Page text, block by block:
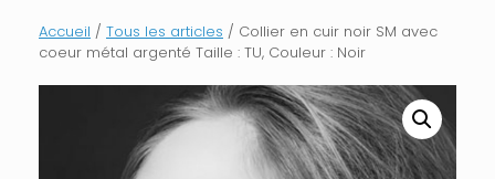
Accueil / Tous les articles / Collier en cuir noir SM avec
coeur métal argenté Taille : TU, Couleur : Noir